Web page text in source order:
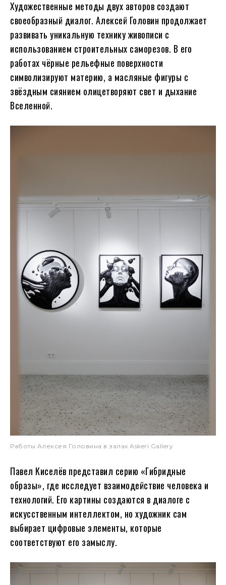
Художественные методы двух авторов создают
своеобразный диалог. Алексей Головин продолжает
развивать уникальную технику живописи с
использованием строительных саморезов. В его
работах чёрные рельефные поверхности
символизируют материю, а масляные фигуры с
звёздным сиянием олицетворяют свет и дыхание
Вселенной.
Работы Алексея Головина в залах Askeri Gallery
Павел Киселёв представил серию «Гибридные
образы», где исследует взаимодействие человека и
технологий. Его картины создаются в диалоге с
искусственным интеллектом, но художник сам
выбирает цифровые элементы, которые
соответствуют его замыслу.